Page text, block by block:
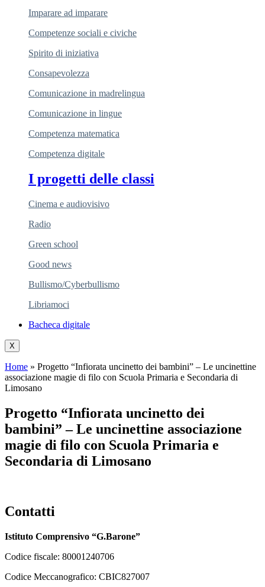
Imparare ad imparare
Competenze sociali e civiche
Spirito di iniziativa
Consapevolezza
Comunicazione in madrelingua
Comunicazione in lingue
Competenza matematica
Competenza digitale
I progetti delle classi
Cinema e audiovisivo
Radio
Green school
Good news
Bullismo/Cyberbullismo
Libriamoci
Bacheca digitale
X
Home » Progetto “Infiorata uncinetto dei bambini” – Le uncinettine
associazione magie di filo con Scuola Primaria e Secondaria di
Limosano
Progetto “Infiorata uncinetto dei
bambini” – Le uncinettine associazione
magie di filo con Scuola Primaria e
Secondaria di Limosano
Contatti
Istituto Comprensivo “G.Barone”
Codice fiscale: 80001240706
Codice Meccanografico: CBIC827007